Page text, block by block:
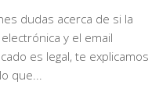
dudas acerca de si la
y el email
es legal, te explicamos
que...